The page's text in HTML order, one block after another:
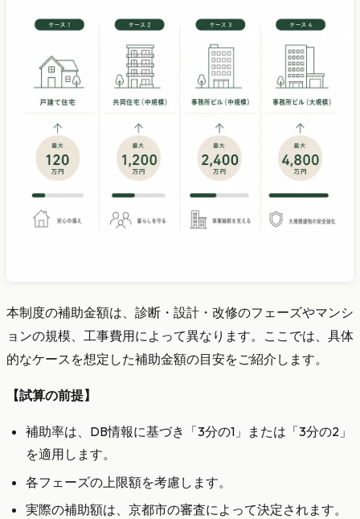
本制度の補助金額は、診断・設計・改修のフェーズやマンシ
ョンの規模、工事費用によって異なります。ここでは、具体
的なケースを想定した補助金額の目安をご紹介します。
【試算の前提】
補助率は、DB情報に基づき「3分の1」または「3分の2」
を適用します。
各フェーズの上限額を考慮します。
実際の補助額は、京都市の審査によって決定されます。